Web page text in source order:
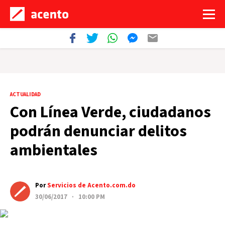
ACTUALIDAD
Con Línea Verde, ciudadanos
podrán denunciar delitos
ambientales
PorServicios de Acento.com.do
30/06/2017 · 10:00 PM